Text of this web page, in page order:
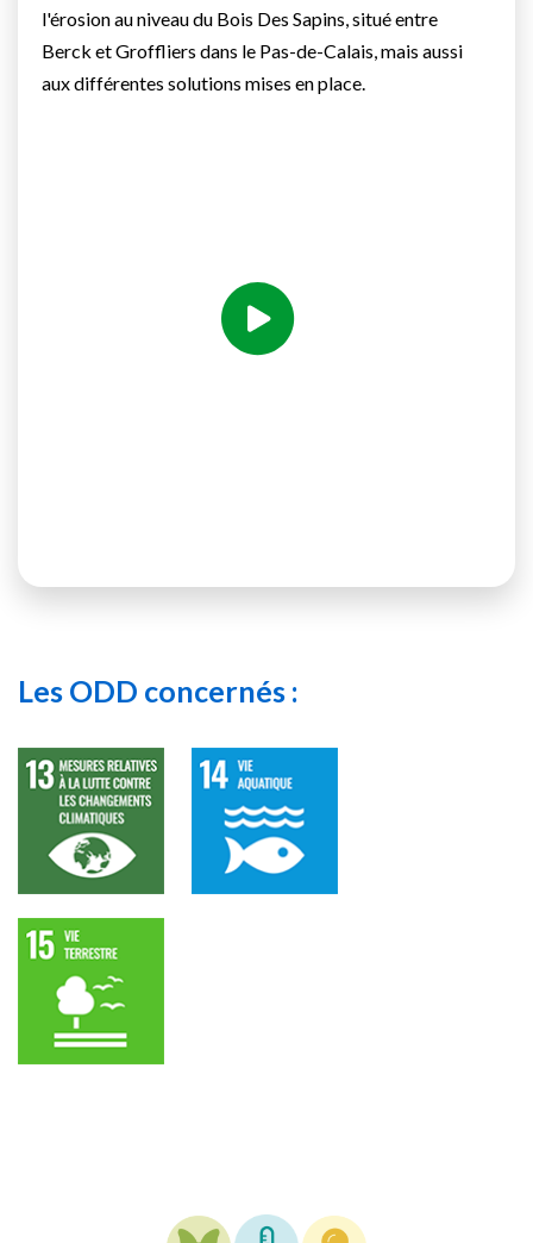
l'érosion au niveau du Bois Des Sapins, situé entre
Berck et Groffliers dans le Pas-de-Calais, mais aussi
aux différentes solutions mises en place.
Les ODD concernés :